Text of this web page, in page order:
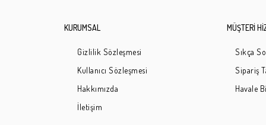
KURUMSAL
Gizlilik Sözleşmesi
Kullanıcı Sözleşmesi
Hakkımızda
İletişim
MÜŞTERİ
Sıkça
Sipariş
Havale